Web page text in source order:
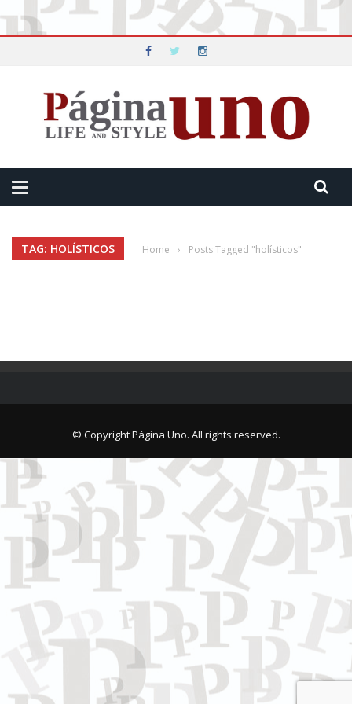
TAG: HOLÍSTICOS Home › Posts Tagged "holísticos"
© Copyright Página Uno. All rights reserved.